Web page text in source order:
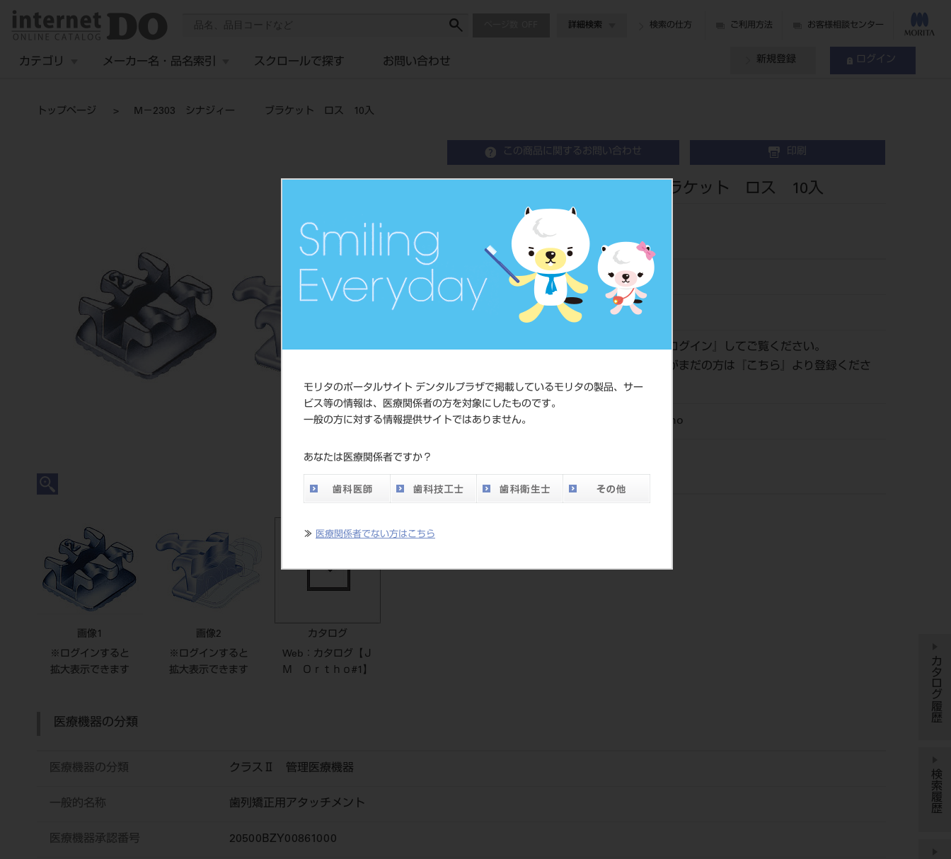
モリタのポータルサイト デンタルプラザで掲載しているモリタの製品、サー
ビス等の情報は、医療関係者の方を対象にしたものです。
一般の方に対する情報提供サイトではありません。
あなたは医療関係者ですか？
≫ 医療関係者でない方はこちら
詳細検索 検索の仕方 ご利用方法 お客様相談センター
カテゴリ メーカー名・品名索引 スクロールで探す お問い合わせ 新規登録 ログイン
トップページ M－2303 シナジィー ブラケット ロス 10入
この商品に関するお問い合わせ 印刷
M－2303 シナジィー ブラケット ロス 10入
Orthodontic Attachment
歯列矯正用アタッチメント
品目コード 2068603902303
JAN/EANコード 4571261421355
価格の確認は『ログイン 』してご覧ください。
ネット会員登録がまだの方は『
こちら
』より登録くださ
い。
メーカー 株式会社JM Ortho
ジ
画像1
※ログインすると
拡大表示できます
画像2
※ログインすると
拡大表示できます
カタログ
Web：カタログ【Ｊ
Ｍ Ｏｒｔｈｏ#1】
医療機器の分類
医療機器の分類 クラスⅡ 管理医療機器
一般的名称 歯列矯正用アタッチメント
医療機器承認番号 20500BZY00861000
カタログ履歴
検索履歴